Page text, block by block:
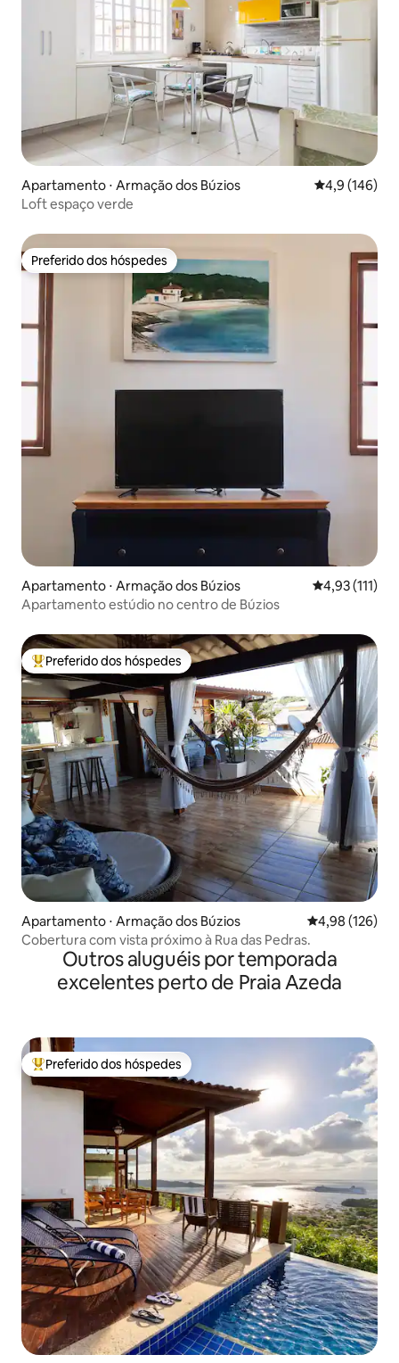
Apartamento ⋅ Armação dos Búzios 4,9 de uma
4,9 (146)
Loft espaço verde
Preferido dos hóspedes
Preferido dos hóspedes
Apartamento ⋅ Armação dos Búzios 4,93 de uma
4,93 (111)
Apartamento estúdio no centro de Búzios
Entre os melhores preferidos dos hóspedes
Preferido dos hóspedes
Apartamento ⋅ Armação dos Búzios 4,98 de uma
4,98 (126)
Cobertura com vista próximo à Rua das Pedras.
Outros aluguéis por temporada
excelentes perto de Praia Azeda
Entre os melhores preferidos dos hóspedes
Preferido dos hóspedes